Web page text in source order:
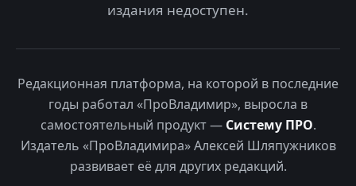
издания недоступен.
Редакционная платформа, на которой в последние
годы работал «ПроВладимир», выросла в
самостоятельный продукт — Систему ПРО.
Издатель «ПроВладимира» Алексей Шляпужников
развивает её для других редакций.